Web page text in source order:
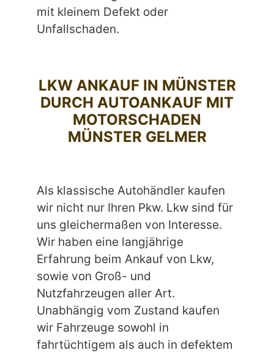
mit kleinem Defekt oder
Unfallschaden.
LKW ANKAUF IN MÜNSTER
DURCH AUTOANKAUF MIT
MOTORSCHADEN
MÜNSTER GELMER
Als klassische Autohändler kaufen
wir nicht nur Ihren Pkw. Lkw sind für
uns gleichermaßen von Interesse.
Wir haben eine langjährige
Erfahrung beim Ankauf von Lkw,
sowie von Groß- und
Nutzfahrzeugen aller Art.
Unabhängig vom Zustand kaufen
wir Fahrzeuge sowohl in
fahrtüchtigem als auch in defektem